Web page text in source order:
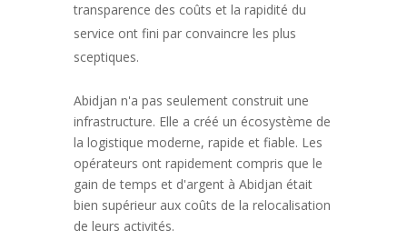
transparence des coûts et la rapidité du
service ont fini par convaincre les plus
sceptiques.
Abidjan n'a pas seulement construit une
infrastructure. Elle a créé un écosystème de
la logistique moderne, rapide et fiable. Les
opérateurs ont rapidement compris que le
gain de temps et d'argent à Abidjan était
bien supérieur aux coûts de la relocalisation
de leurs activités.